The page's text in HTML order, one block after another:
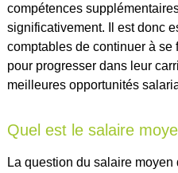
compétences
significativement. Il est donc
comptables de continuer à se
pour progresser dans leur
meilleures opportunités
Quel est le salaire
La question du salaire moyen